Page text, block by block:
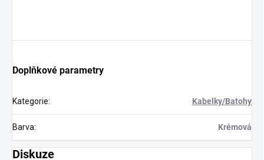
Doplňkové parametry
Kategorie: Kabelky/Batohy
Barva: Krémová
Diskuze